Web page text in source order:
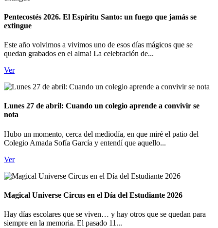
Pentecostés 2026. El Espíritu Santo: un fuego que jamás se
extingue
Este año volvimos a vivimos uno de esos días mágicos que se
quedan grabados en el alma! La celebración de...
Ver
Lunes 27 de abril: Cuando un colegio aprende a convivir se
nota
Hubo un momento, cerca del mediodía, en que miré el patio del
Colegio Amada Sofía García y entendí que aquello...
Ver
Magical Universe Circus en el Día del Estudiante 2026
Hay días escolares que se viven… y hay otros que se quedan para
siempre en la memoria. El pasado 11...